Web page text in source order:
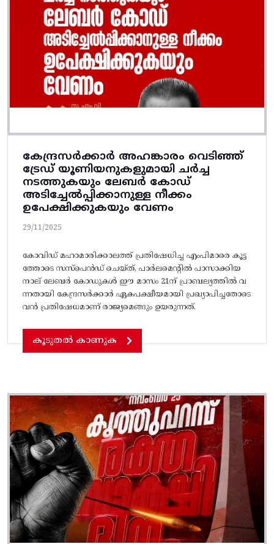
കേന്ദ്രസർക്കാർ അഹങ്കാരം വെടിഞ്ഞ്
ട്രേഡ് യൂണിയനുകളുമായി ചർച്ച
നടത്തുകയും ലേബർ കോഡ്
അടിച്ചേൽപ്പിക്കാനുള്ള നീക്കം
ഉപേക്ഷിക്കുകയും വേണം
29/11/2025
കോവിഡ് മഹാമാരിക്കാലത്ത് പ്രതിഷേധിച്ച എംപിമാരെ കൂട്ട
ത്തോടെ സസ്‌പെൻഡ് ചെയ്ത്, പാർലമെന്റിൽ പാസാക്കിയ
നാല്‌ ലേബർ കോഡുകൾ ഇ‍ൗ മാസം 21ന് പ്രാബല്യത്തിൽ വ
ന്നതായി കേന്ദ്രസർക്കാർ ഏകപക്ഷീയമായി പ്രഖ്യാപിച്ചതോടെ
വൻ പ്രതിഷേധമാണ് രാജ്യമെങ്ങും ഉയരുന്നത്.
കൂടുതൽ കാണുക